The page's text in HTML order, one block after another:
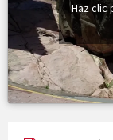
Haz clic